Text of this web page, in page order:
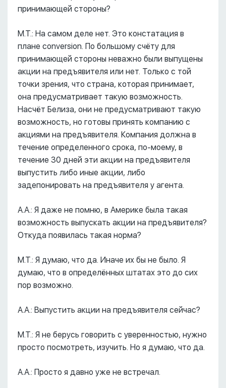
принимающей стороны?
М.Т.: На самом деле нет. Это констатация в
плане conversion. По большому счёту для
принимающей стороны неважно были выпущены
акции на предъявителя или нет. Только с той
точки зрения, что страна, которая принимает,
она предусматривает такую возможность.
Насчёт Белиза, они не предусматривают такую
возможность, но готовы принять компанию с
акциями на предъявителя. Компания должна в
течение определенного срока, по-моему, в
течение 30 дней эти акции на предъявителя
выпустить либо иные акции, либо
задепонировать на предъявителя у агента.
А.А.: Я даже не помню, в Америке была такая
возможность выпускать акции на предъявителя?
Откуда появилась такая норма?
М.Т.: Я думаю, что да. Иначе их бы не было. Я
думаю, что в определённых штатах это до сих
пор возможно.
А.А.: Выпустить акции на предъявителя сейчас?
М.Т.: Я не берусь говорить с уверенностью, нужно
просто посмотреть, изучить. Но я думаю, что да.
А.А.: Просто я давно уже не встречал.